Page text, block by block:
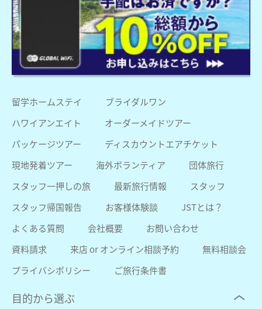
留学ホームステイ
ブライダルワン
ハワイアンエイト
オーダーメイドツアー
パッケージツアー
ディスカウントエアチケット
現地発着ツアー
海外ボランティア
団体旅行
スタッフ一押しの旅
最新旅行情報
スタッフ
スタッフ帰国報告
お客様体験談
JSTとは？
よくある質問
会社概要
お問い合わせ
資料請求
来店 or オンライン相談予約
無料相談会
プライバシポリシー
ご旅行条件書
目的から選ぶ